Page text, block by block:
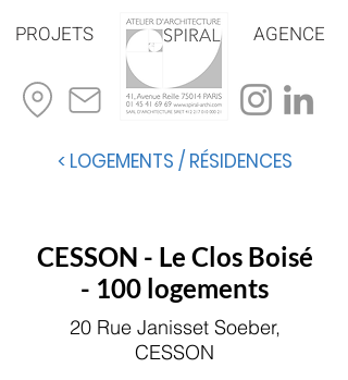
PROJETS AGENCE
< LOGEMENTS / RÉSIDENCES
CESSON - Le Clos Boisé
- 100 logements
20 Rue Janisset Soeber,
CESSON